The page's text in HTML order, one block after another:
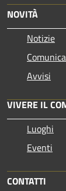
NOVITÀ
Notizie
Avvisi
VIVERE IL
Luoghi
Eventi
CONTATTI